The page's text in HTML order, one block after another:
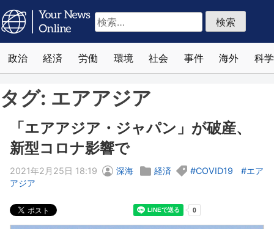
検
索:
政治 経済 労働 環境 社会 事件 海外 科学
タグ: エアアジア
「エアアジア・ジャパン」が破産、
新型コロナ影響で
2021年2月25日 18:19 深海 経済 COVID19
エア
アジア